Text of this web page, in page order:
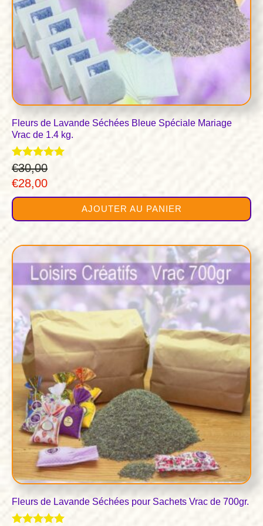
Fleurs de Lavande Séchées Bleue Spéciale Mariage
Vrac de 1.4 kg.
Note
5.00
sur 5
€30,00
Le
prix
initial
€30,00.
€28,00Le
prix
€28,00.
AJOUTER AU PANIER
Fleurs de Lavande Séchées pour Sachets Vrac de 700gr.